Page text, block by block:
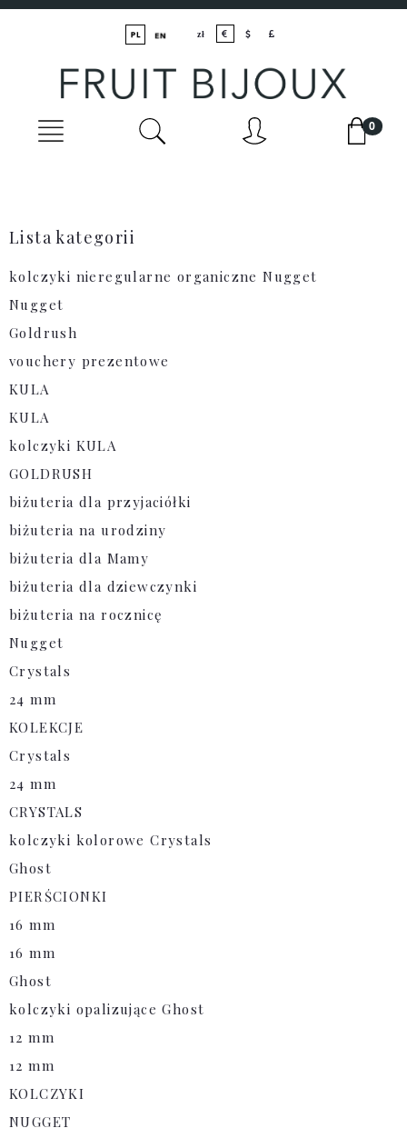
Lista kategorii
kolczyki nieregularne organiczne Nugget
Nugget
Goldrush
vouchery prezentowe
KULA
KULA
kolczyki KULA
GOLDRUSH
biżuteria dla przyjaciółki
biżuteria na urodziny
biżuteria dla Mamy
biżuteria dla dziewczynki
biżuteria na rocznicę
Nugget
Crystals
24 mm
KOLEKCJE
Crystals
24 mm
CRYSTALS
kolczyki kolorowe Crystals
Ghost
PIERŚCIONKI
16 mm
16 mm
Ghost
kolczyki opalizujące Ghost
12 mm
12 mm
KOLCZYKI
NUGGET